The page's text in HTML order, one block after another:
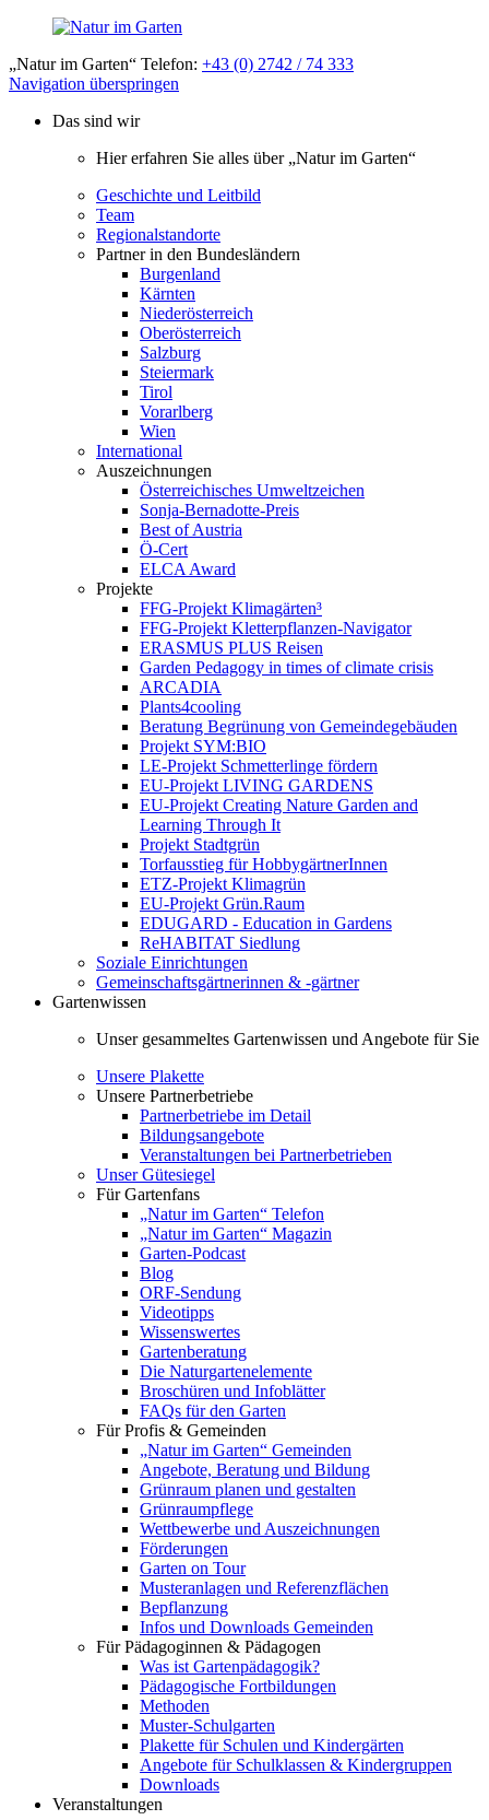
„Natur im Garten“ Telefon: +43 (0) 2742 / 74 333
Navigation überspringen
Das sind wir
Hier erfahren Sie alles über „Natur im Garten“
Geschichte und Leitbild
Team
Regionalstandorte
Partner in den Bundesländern
Burgenland
Kärnten
Niederösterreich
Oberösterreich
Salzburg
Steiermark
Tirol
Vorarlberg
Wien
International
Auszeichnungen
Österreichisches Umweltzeichen
Sonja-Bernadotte-Preis
Best of Austria
Ö-Cert
ELCA Award
Projekte
FFG-Projekt Klimagärten³
FFG-Projekt Kletterpflanzen-Navigator
ERASMUS PLUS Reisen
Garden Pedagogy in times of climate crisis
ARCADIA
Plants4cooling
Beratung Begrünung von Gemeindegebäuden
Projekt SYM:BIO
LE-Projekt Schmetterlinge fördern
EU-Projekt LIVING GARDENS
EU-Projekt Creating Nature Garden and
Learning Through It
Projekt Stadtgrün
Torfausstieg für HobbygärtnerInnen
ETZ-Projekt Klimagrün
EU-Projekt Grün.Raum
EDUGARD - Education in Gardens
ReHABITAT Siedlung
Soziale Einrichtungen
Gemeinschaftsgärtnerinnen & -gärtner
Gartenwissen
Unser gesammeltes Gartenwissen und Angebote für Sie
Unsere Plakette
Unsere Partnerbetriebe
Partnerbetriebe im Detail
Bildungsangebote
Veranstaltungen bei Partnerbetrieben
Unser Gütesiegel
Für Gartenfans
„Natur im Garten“ Telefon
„Natur im Garten“ Magazin
Garten-Podcast
Blog
ORF-Sendung
Videotipps
Wissenswertes
Gartenberatung
Die Naturgartenelemente
Broschüren und Infoblätter
FAQs für den Garten
Für Profis & Gemeinden
„Natur im Garten“ Gemeinden
Angebote, Beratung und Bildung
Grünraum planen und gestalten
Grünraumpflege
Wettbewerbe und Auszeichnungen
Förderungen
Garten on Tour
Musteranlagen und Referenzflächen
Bepflanzung
Infos und Downloads Gemeinden
Für Pädagoginnen & Pädagogen
Was ist Gartenpädagogik?
Pädagogische Fortbildungen
Methoden
Muster-Schulgarten
Plakette für Schulen und Kindergärten
Angebote für Schulklassen & Kindergruppen
Downloads
Veranstaltungen